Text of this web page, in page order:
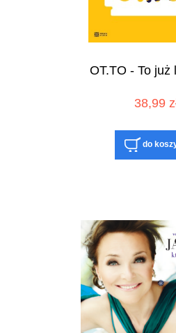
OT.TO - To już
38,99
do